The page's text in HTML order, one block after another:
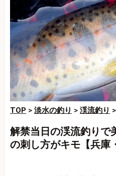
TOP > 淡水の釣り > 渓流釣り >
解禁当日の渓流釣り
の刺し方がキモ【兵庫